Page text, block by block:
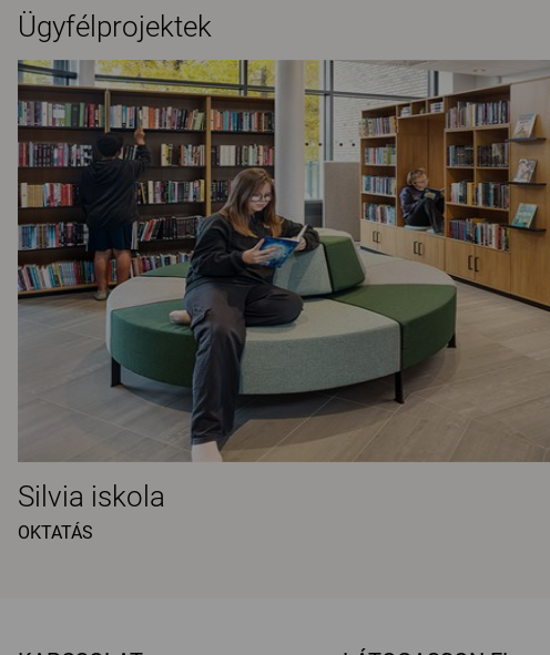
Ügyfélprojektek
Silvia iskola
OKTATÁS